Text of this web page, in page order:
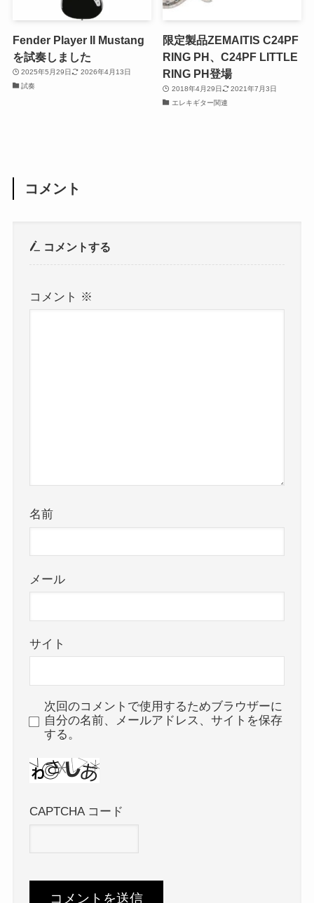
Fender Player II Mustang
を試奏しました
2025年5月29日
2026年4月13日
試奏
限定製品ZEMAITIS C24PF
RING PH、C24PF LITTLE
RING PH登場
2018年4月29日
2021年7月3日
エレキギター関連
コメント
コメントする
コメント ※
名前
メール
サイト
次回のコメントで使用するためブラウザーに
自分の名前、メールアドレス、サイトを保存
する。
CAPTCHA コード